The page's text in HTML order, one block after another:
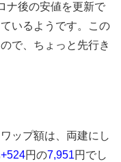
ナ後の安値を更新で
いるようです。この
で、ちょっと先行き
ップ額は、両建にし
+524円の7,951円でし